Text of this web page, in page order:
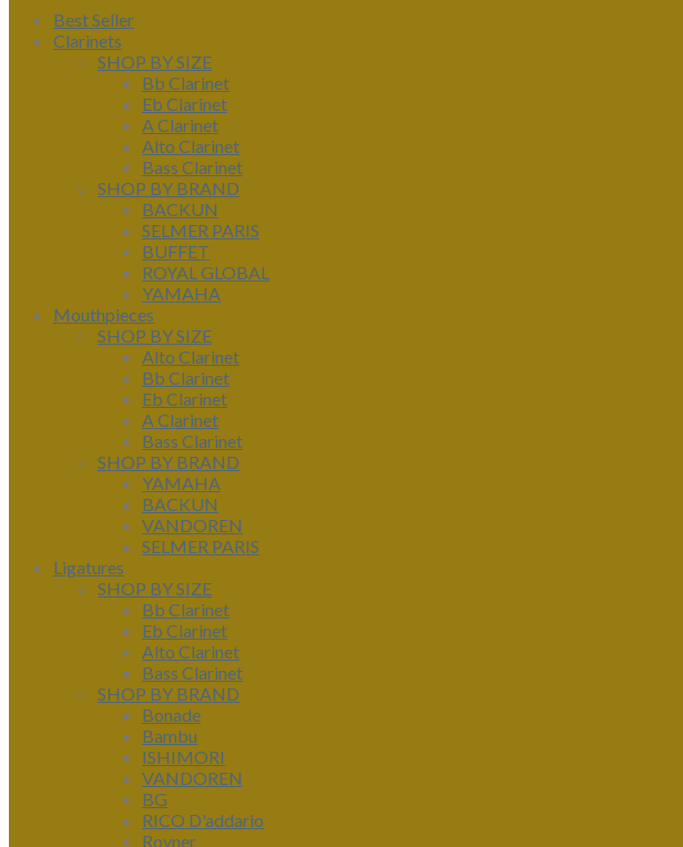
Best Seller
Clarinets
SHOP BY SIZE
Bb Clarinet
Eb Clarinet
A Clarinet
Alto Clarinet
Bass Clarinet
SHOP BY BRAND
BACKUN
SELMER PARIS
BUFFET
ROYAL GLOBAL
YAMAHA
Mouthpieces
SHOP BY SIZE
Alto Clarinet
Bb Clarinet
Eb Clarinet
A Clarinet
Bass Clarinet
SHOP BY BRAND
YAMAHA
BACKUN
VANDOREN
SELMER PARIS
Ligatures
SHOP BY SIZE
Bb Clarinet
Eb Clarinet
Alto Clarinet
Bass Clarinet
SHOP BY BRAND
Bonade
Bambu
ISHIMORI
VANDOREN
BG
RICO D'addario
Rovner